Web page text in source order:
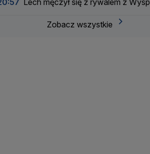
Lech męczył się z rywalem z Wysp
Zobacz wszystkie